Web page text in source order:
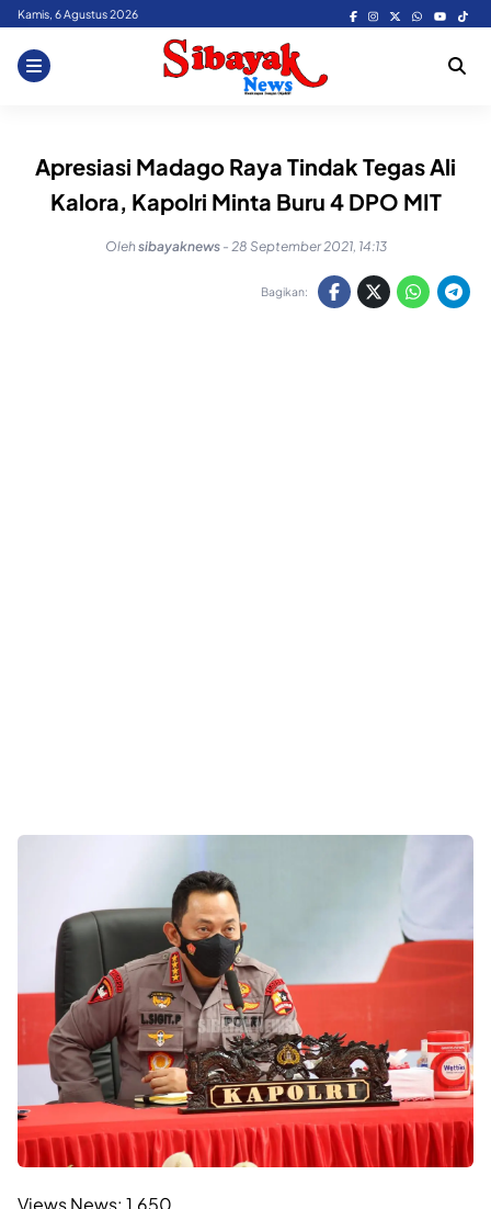
Skip
content
Kamis, 6 Agustus 2026
Apresiasi Madago Raya Tindak Tegas Ali
Kalora, Kapolri Minta Buru 4 DPO MIT
Olehsibayaknews - 28 September 2021, 14:13
Bagikan:
Views News: 1,650